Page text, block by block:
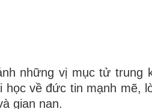
những vị mục tử trung
về đức tin mạnh mẽ,
gian nan.